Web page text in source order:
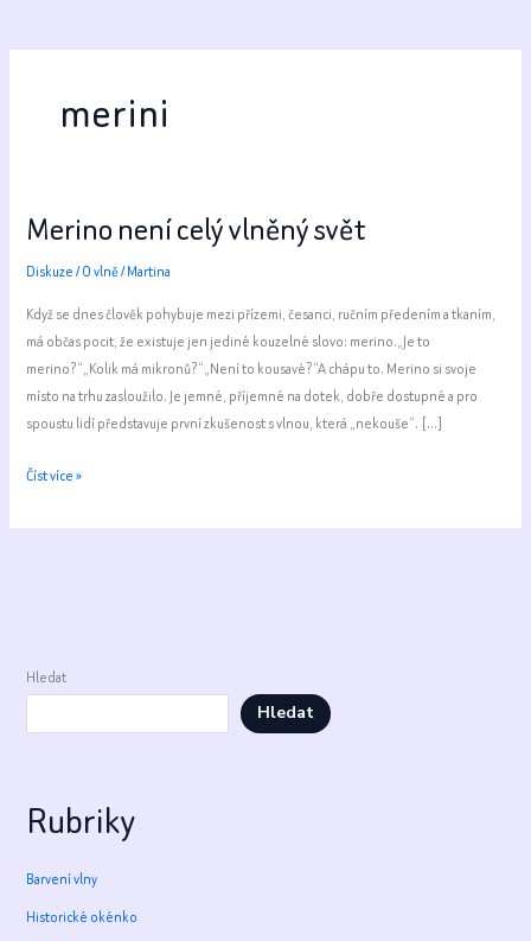
merini
Merino není celý vlněný svět
Diskuze/O vlně/Martina
Když se dnes člověk pohybuje mezi přízemi, česanci, ručním předením a tkaním,
má občas pocit, že existuje jen jediné kouzelné slovo: merino.„Je to
merino?“„Kolik má mikronů?“„Není to kousavé?“A chápu to. Merino si svoje
místo na trhu zasloužilo. Je jemné, příjemné na dotek, dobře dostupné a pro
spoustu lidí představuje první zkušenost s vlnou, která „nekouše“. […]
Merino
Číst více »
Hledat
Hledat
Rubriky
Barvení vlny
Historické okénko